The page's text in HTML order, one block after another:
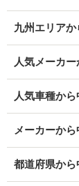
九州エリア
人気メーカ
人気車種か
メーカーか
都道府県か